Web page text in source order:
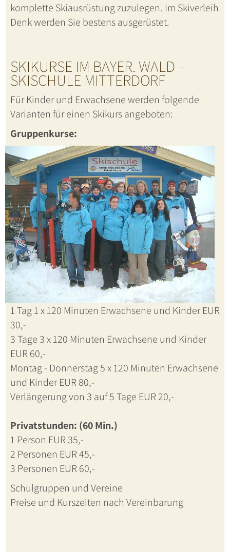
komplette Skiausrüstung zuzulegen. Im Skiverleih
Denk werden Sie bestens ausgerüstet.
SKIKURSE IM BAYER. WALD –
SKISCHULE MITTERDORF
Für Kinder und Erwachsene werden folgende
Varianten für einen Skikurs angeboten:
Gruppenkurse:
1 Tag 1 x 120 Minuten Erwachsene und Kinder EUR
30,-
3 Tage 3 x 120 Minuten Erwachsene und Kinder
EUR 60,-
Montag - Donnerstag 5 x 120 Minuten Erwachsene
und Kinder EUR 80,-
Verlängerung von 3 auf 5 Tage EUR 20,-
Privatstunden: (60 Min.)
1 Person EUR 35,-
2 Personen EUR 45,-
3 Personen EUR 60,-
Schulgruppen und Vereine
Preise und Kurszeiten nach Vereinbarung